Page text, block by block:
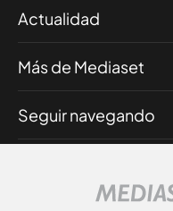
Actualidad
Más de Mediaset
Seguir navegando